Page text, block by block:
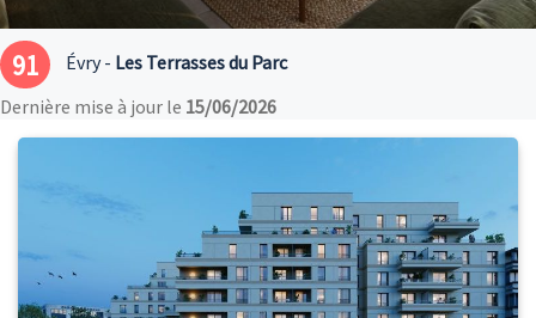
91 Évry - Les Terrasses du Parc
Dernière mise à jour le 15/06/2026